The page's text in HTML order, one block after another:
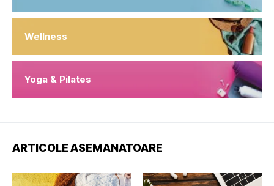
Wellness
Yoga & Pilates
ARTICOLE ASEMANATOARE